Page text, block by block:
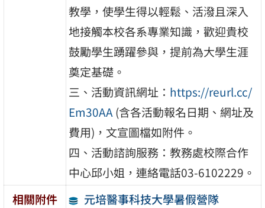
教學，使學生得以輕鬆、活潑且深入
地接觸本校各系專業知識，歡迎貴校
鼓勵學生踴躍參與，提前為大學生涯
奠定基礎。
三、活動資訊網址： https://reurl.cc/
Em30AA(含各活動報名日期、網址及
費用)，文宣圖檔如附件。
四、活動諮詢服務：教務處校際合作
中心邱小姐，連絡電話03-6102229。
相關附件
元培醫事科技大學暑假營隊